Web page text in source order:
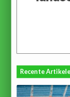
Recente